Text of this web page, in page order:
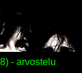
- arvostelu